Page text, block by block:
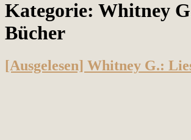
Kategorie: Whitney
Bücher
[Ausgelesen] Whitney G.: